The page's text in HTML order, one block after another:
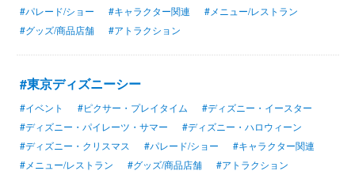
#パレード/ショー
#キャラクター関連
#メニュー/レストラン
#グッズ/商品店舗
#アトラクション
#東京ディズニーシー
#イベント #ピクサー・プレイタイム
#ディズニー・イースター
#ディズニー・パイレーツ・サマー
#ディズニー・ハロウィーン
#ディズニー・クリスマス
#パレード/ショー
#キャラクター関連
#メニュー/レストラン
#グッズ/商品店舗 #アトラクション